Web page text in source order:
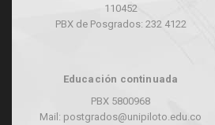
110452
PBX de Posgrados: 232 4122
Educación continuada
PBX 5800968
Mail: postgrados@unipiloto.edu.co